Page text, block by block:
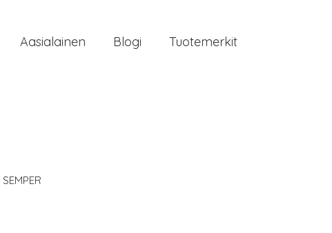
Aasialainen Blogi Tuotemerkit
SEMPER